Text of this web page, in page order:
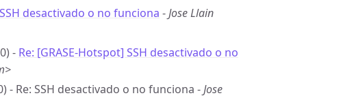
SSH desactivado o no funciona -Jose Llain
- Re: [GRASE-Hotspot] SSH desactivado o no
- Re: SSH desactivado o no funciona -Jose